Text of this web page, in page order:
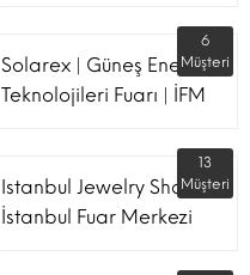
Solarex | Güneş Enerjisi &
Teknolojileri Fuarı | İFM
6
Müşteri
Istanbul Jewelry Show |
İstanbul Fuar Merkezi
13
Müşteri